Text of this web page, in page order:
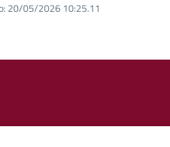
20/05/2026 10:25.11